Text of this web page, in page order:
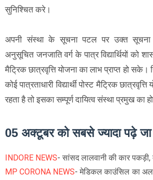
सुनिश्चित करे।
अपनी संस्था के सूचना पटल पर उक्त सूचना
अनुसूचित जनजाति वर्ग के पात्र विद्यार्थियों को
मैट्रिक छात्रवृत्ति योजना का लाभ प्राप्त हो
कोई पात्रताधारी विद्यार्थी पोस्ट मैट्रिक
रहता है तो इसका सम्पूर्ण दायित्व संस्था प्रमुख का
05 अक्टूबर को सबसे ज्यादा पढ़े जा
INDORE NEWS- सांसद लालवानी की कार
MP CORONA NEWS- मेडिकल काउंसिल का